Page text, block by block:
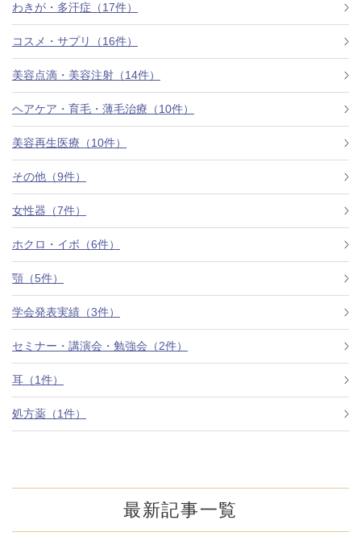
医師紹介
アクセス
西梅田から徒歩2分
ついて
よくあるご質問
美容ブログ
わきが・多汗症（17件）
コスメ・サプリ（16件）
美容点滴・美容注射（14件）
ヘアケア・育毛・薄毛治療（10件）
美容再生医療（10件）
その他（9件）
女性器（7件）
ホクロ・イボ（6件）
顎（5件）
学会発表実績（3件）
セミナー・講演会・勉強会（2件）
耳（1件）
処方薬（1件）
最新記事一覧